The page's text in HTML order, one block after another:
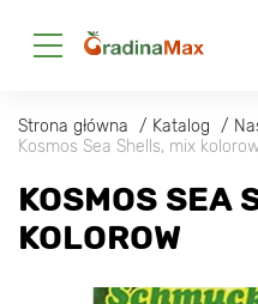
Strona główna Katalog
Kosmos Sea Shells, mix
KOSMOS SEA
KOLOROW